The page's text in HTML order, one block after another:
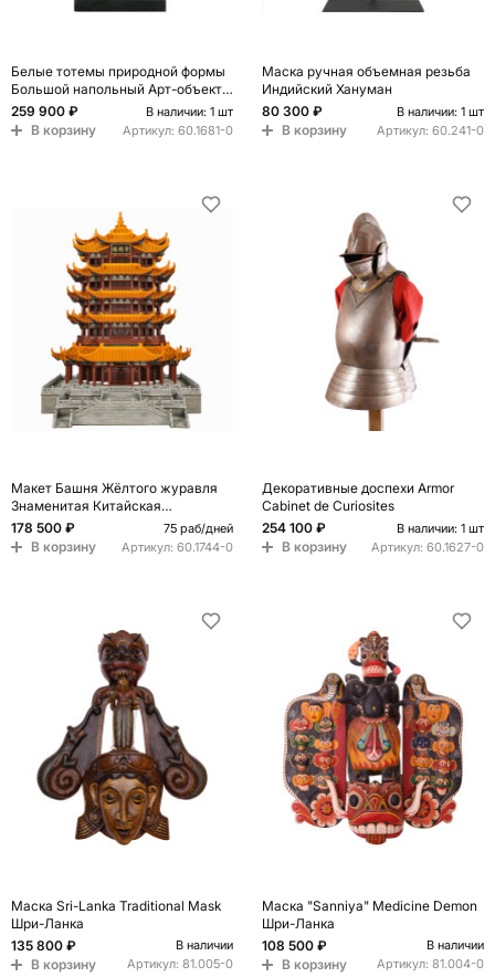
Белые тотемы природной формы
Большой напольный Арт-объект
Vega
259 900 ₽ В наличии: 1 шт
В корзину Артикул: 60.1681-0
Маска ручная объемная резьба
Индийский Хануман
80 300 ₽
В наличии: 1 шт
В корзину Артикул: 60.241-0
Макет Башня Жёлтого журавля
Знаменитая Китайская
архитектура
178 500 ₽ 75 раб/дней
В корзину Артикул: 60.1744-0
Декоративные доспехи Armor
Cabinet de Curiosites
254 100 ₽
В наличии: 1 шт
В корзину Артикул: 60.1627-0
Маска Sri-Lanka Traditional Mask
Шри-Ланка
135 800 ₽
В наличии
В корзину Артикул: 81.005-0
Маска "Sanniya" Medicine Demon
Шри-Ланка
108 500 ₽
В наличии
В корзину Артикул: 81.004-0